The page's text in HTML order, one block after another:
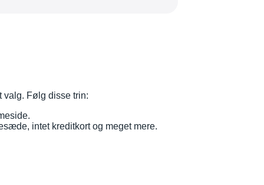
Følg disse trin:
intet kreditkort og meget mere.